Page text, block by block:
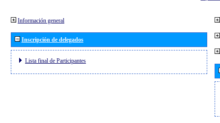
Información general
Inscripción de delegados
Lista final de Participantes